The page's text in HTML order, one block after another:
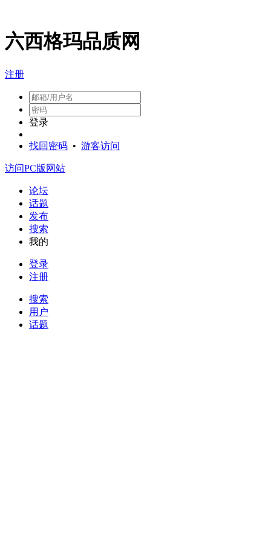
六西格玛品质网
注册
登录
找回密码 • 游客访问
访问PC版网站
论坛
话题
发布
搜索
我的
登录
注册
搜索
用户
话题